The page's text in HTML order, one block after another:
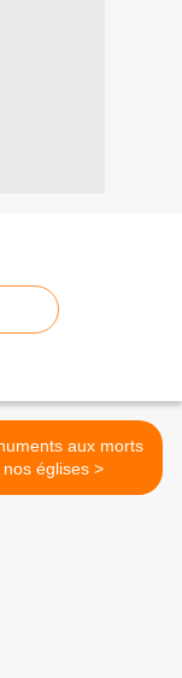
aux morts
de nos églises >